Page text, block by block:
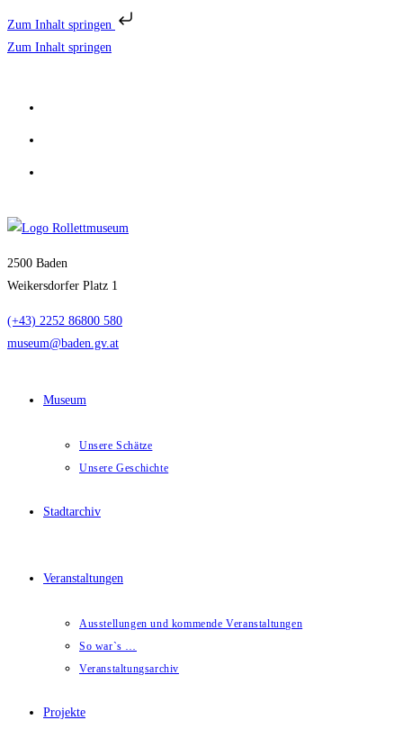
Zum Inhalt springen
Zum Inhalt springen
2500 Baden
Weikersdorfer Platz 1
(+43) 2252 86800 580
museum@baden.gv.at
Museum
Unsere Schätze
Unsere Geschichte
Stadtarchiv
Veranstaltungen
Ausstellungen und kommende Veranstaltungen
So war`s …
Veranstaltungsarchiv
Projekte